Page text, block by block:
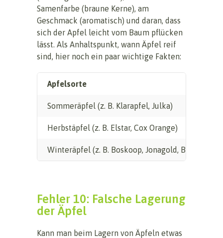
Samenfarbe (braune Kerne), am
Geschmack (aromatisch) und daran, dass
sich der Apfel leicht vom Baum pflücken
lässt. Als Anhaltspunkt, wann Äpfel reif
sind, hier noch ein paar wichtige Fakten:
Apfelsorte
Sommeräpfel (z. B. Klarapfel, Julka)
Herbstäpfel (z. B. Elstar, Cox Orange)
Winteräpfel (z. B. Boskoop, Jonagold, Braeburn)
Fehler 10: Falsche Lagerung
der Äpfel
Kann man beim Lagern von Äpfeln etwas